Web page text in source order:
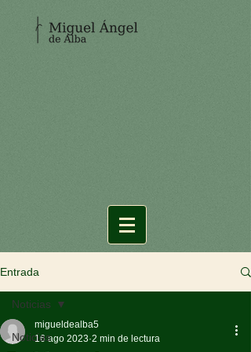
Entrada
Noticias
Noticias
migueldealba5
16 ago 2023 2 min de lectura